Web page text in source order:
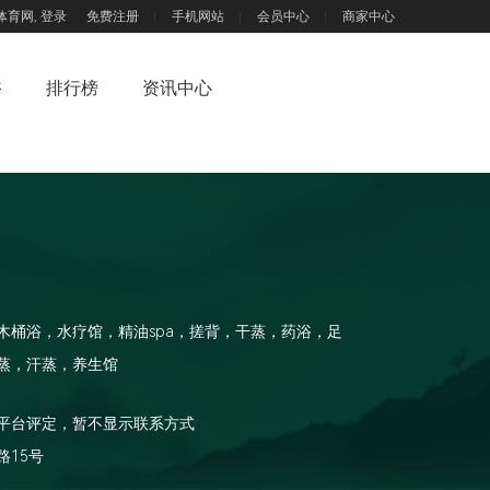
育网, 登录 免费注册 手机网站 会员中心 商家中心
排行榜 资讯中心
桶浴，水疗馆，精油spa，搓背，干蒸，药浴，足
，汗蒸，养生馆
台评定，暂不显示联系方式
15号